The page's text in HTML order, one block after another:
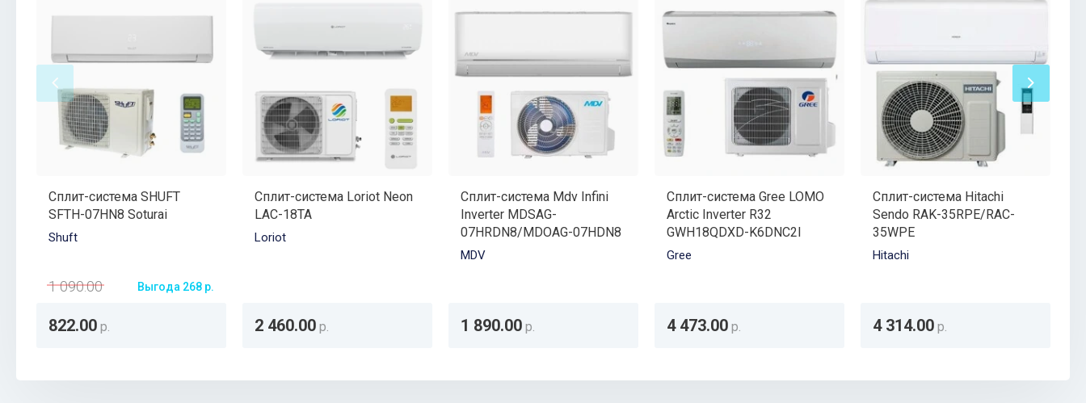
Сплит-система SHUFT
SFTH-07HN8 Soturai
Shuft
Выгода 268 р.
1 090.00
822.00 р.
Сплит-система Loriot Neon
LAC-18TA
Loriot
2 460.00 р.
Сплит-система Mdv Infini
Inverter MDSAG-
07HRDN8/MDOAG-07HDN8
MDV
1 890.00 р.
Сплит-система Gree LOMO
Arctic Inverter R32
GWH18QDXD-K6DNC2I
Gree
4 473.00 р.
Сплит-система Hitachi
Sendo RAK-35RPE/RAC-
35WPE
Hitachi
4 314.00 р.